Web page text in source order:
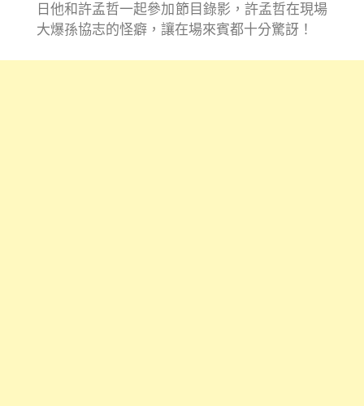
日他和許孟哲一起參加節目錄影，許孟哲在現場
大爆孫協志的怪癖，讓在場來賓都十分驚訝！